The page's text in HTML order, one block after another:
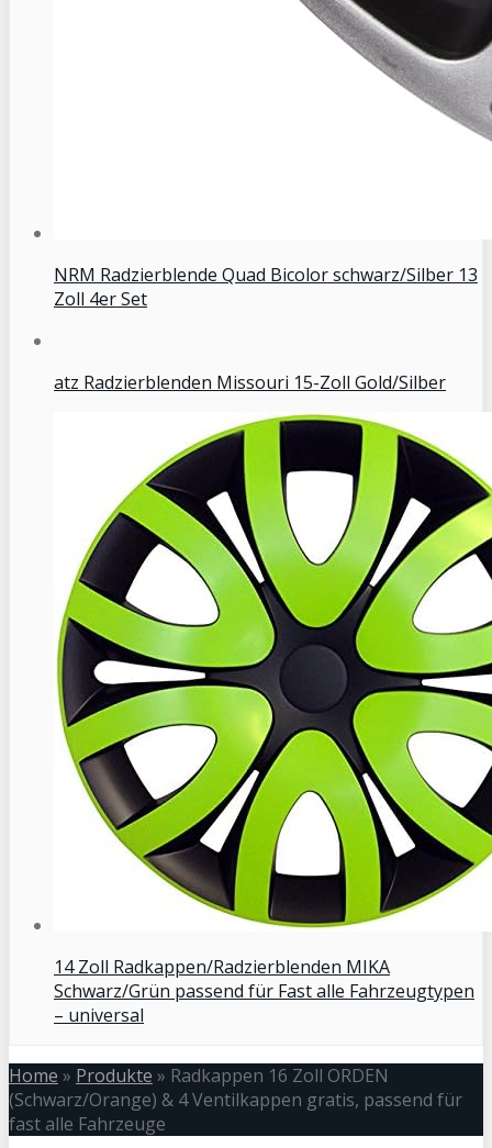
NRM Radzierblende Quad Bicolor schwarz/Silber 13
Zoll 4er Set
atz Radzierblenden Missouri 15-Zoll Gold/Silber
14 Zoll Radkappen/Radzierblenden MIKA
Schwarz/Grün passend für Fast alle Fahrzeugtypen
– universal
Home » Produkte » Radkappen 16 Zoll ORDEN
(Schwarz/Orange) & 4 Ventilkappen gratis, passend für
fast alle Fahrzeuge